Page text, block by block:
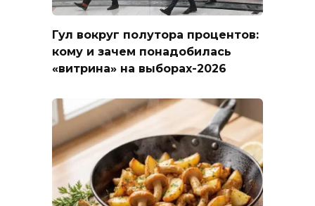
Гул вокруг полутора процентов:
кому и зачем понадобилась
«витрина» на выборах-2026